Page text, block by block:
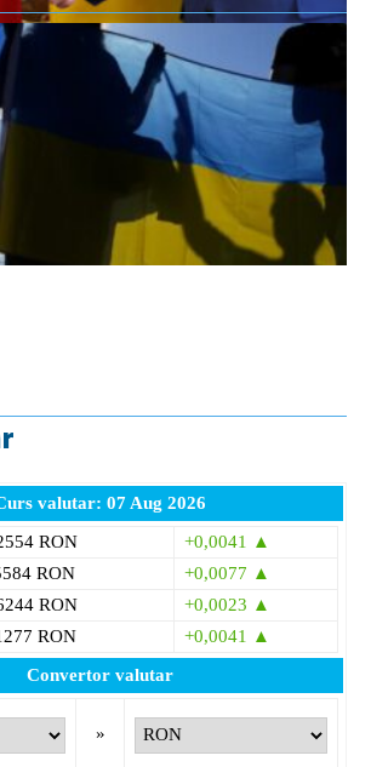
valutar: 07 Aug 2026
RON
+0,0041 ▲
RON
+0,0077 ▲
RON
+0,0023 ▲
RON
+0,0041 ▲
Convertor valutar
»